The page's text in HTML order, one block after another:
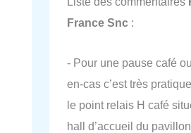
France Snc :
- Pour une pause café
en-cas c’est très
le point relais H café
hall d’accueil du